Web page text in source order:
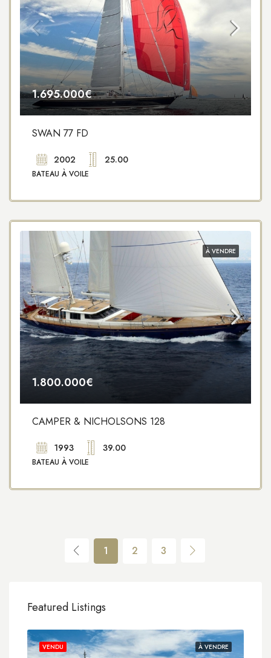
1.695.000€
SWAN 77 FD
2002 25.00
BATEAU À VOILE
À VENDRE
1.800.000€
CAMPER & NICHOLSONS 128
1993 39.00
BATEAU À VOILE
1 2 3
Featured Listings
À VENDRE
VENDU